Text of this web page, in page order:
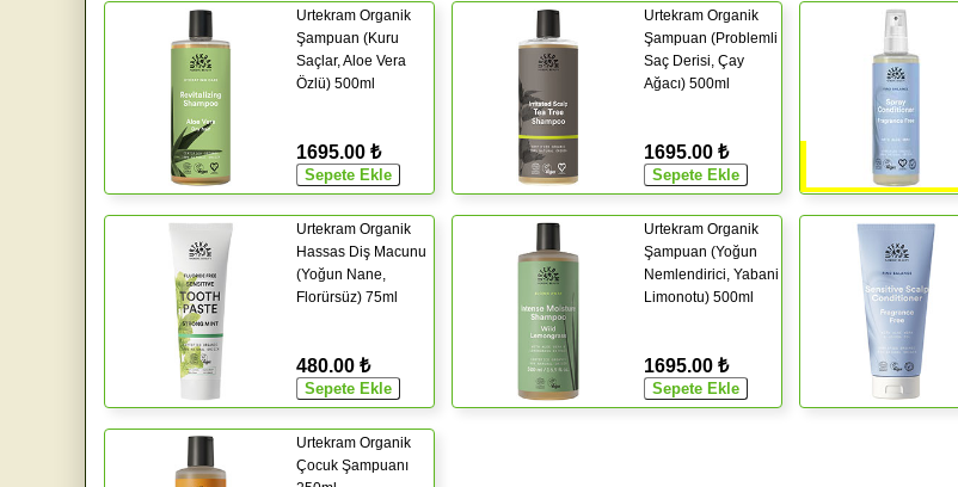
Urtekram Organik
Şampuan (Kuru
Saçlar, Aloe Vera
Özlü) 500ml
1695.00 ₺
Urtekram Organik
Şampuan (Problemli
Saç Derisi, Çay
Ağacı) 500ml
1695.00 ₺
Urtekram Organik
Hassas Diş Macunu
(Yoğun Nane,
Florürsüz) 75ml
480.00 ₺
Urtekram Organik
Şampuan (Yoğun
Nemlendirici, Yabani
Limonotu) 500ml
1695.00 ₺
Urtekram Organik
Çocuk Şampuanı